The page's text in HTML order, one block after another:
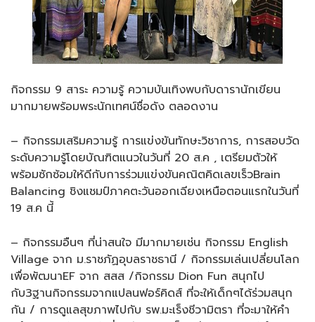
กิจกรรม 9 สาระ ความรู้ ความบันเทิงพบกับดารานักเขียน
มากมายพร้อมพระนักเทศน์ชื่อดัง ตลอดงาน
– กิจกรรมเสริมความรู้ การแข่งขันทักษะวิชาการ, การสอบวัด
ระดับความรู้โดยบัณฑิตแนวในวันที่ 20 ส.ค , เตรียมตัวให้
พร้อมซักซ้อมให้ดีกับการร่วมแข่งขันคณิตคิดเลขเร็วBrain
Balancing ชิงแชมป์ภาคตะวันออกเฉียงเหนือตอนแรกในวันที่
19 ส.ค นี้
– กิจกรรมอืนๆ ที่น่าสนใจ มีมากมายเช่น กิจกรรม English
Village จาก ม.ราชภัฏอุบลราชธานี / กิจกรรมเล่นเปลี่ยนโลก
เพื่อพัฒนาEF จาก สสส /กิจกรรม Dion Fun สนุกไป
กับ3ฐานกิจกรรมจากแปลนฟอร์คิดส์ ที่จะให้เด็กๆได้ร่วมสนุก
กัน / การดูแลสุขภาพไปกับ รพ.มะเร็งชีวามิตรา ที่จะมาให้คำ